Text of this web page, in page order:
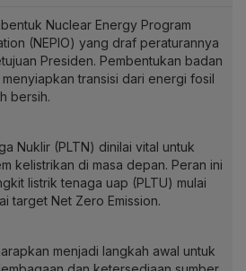
Nuclear Energy Program
(NEPIO) yang draf peraturannya
Presiden. Pembentukan badan
transisi dari energi fosil
bersih.
Nuklir (PLTN) dinilai vital untuk
kelistrikan di masa depan. Peran ini
listrik tenaga uap (PLTU) mulai
target Net Zero Emission.
menjadi langkah awal untuk